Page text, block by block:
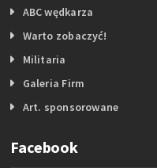
ABC wędkarza
Warto zobaczyć!
Militaria
Galeria Firm
Art. sponsorowane
Facebook